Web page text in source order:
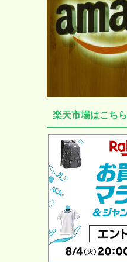
楽天市場はこちら